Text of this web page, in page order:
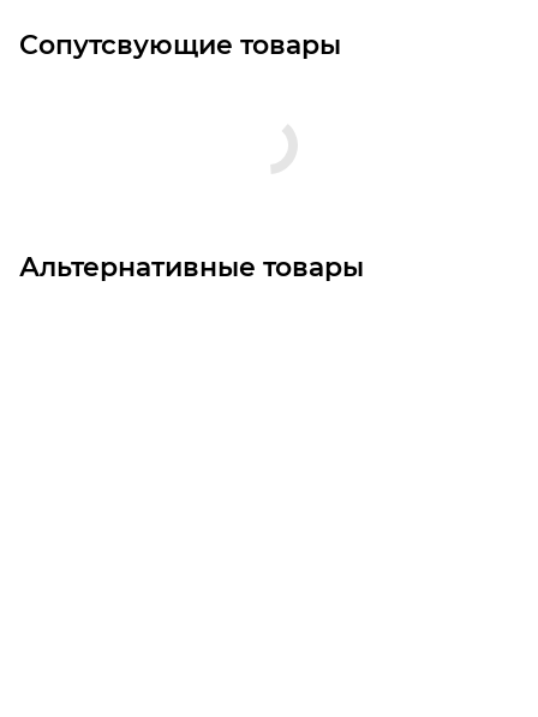
Сопутсвующие товары
Альтернативные товары